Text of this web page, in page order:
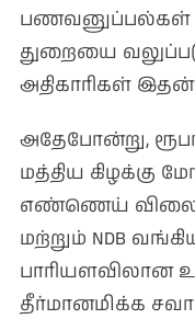
பணவனுப்பல்கள்
துறையை
அதிகாரிகள்
அதேபோன்று,
மத்திய கிழக்கு
எண்ணெய்
மற்றும் NDB
பாரியளவிலான
தீர்மானமிக்க